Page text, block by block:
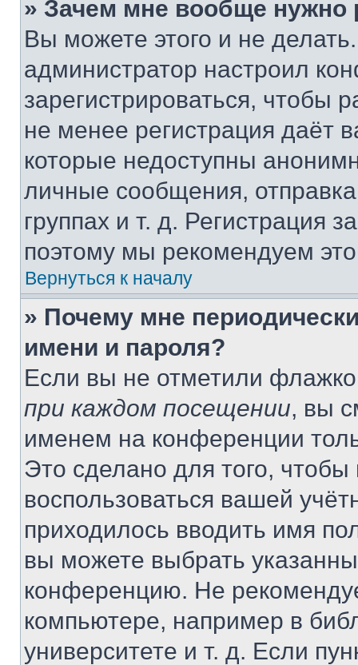
» Зачем мне вообще нужно
Вы можете этого и не
администратор настроил
зарегистрироваться, чтобы
не менее регистрация даёт
которые недоступны
личные сообщения,
группах и т. д. Регистрация
поэтому мы рекомендуем
Вернуться к началу
» Почему мне
имени и пароля?
Если вы не отметили
при каждом посещении, вы
именем на конференции
Это сделано для того, чтобы
воспользоваться вашей
приходилось вводить имя
вы можете выбрать
конференцию. Не
компьютере, например в
университете и т. д. Если